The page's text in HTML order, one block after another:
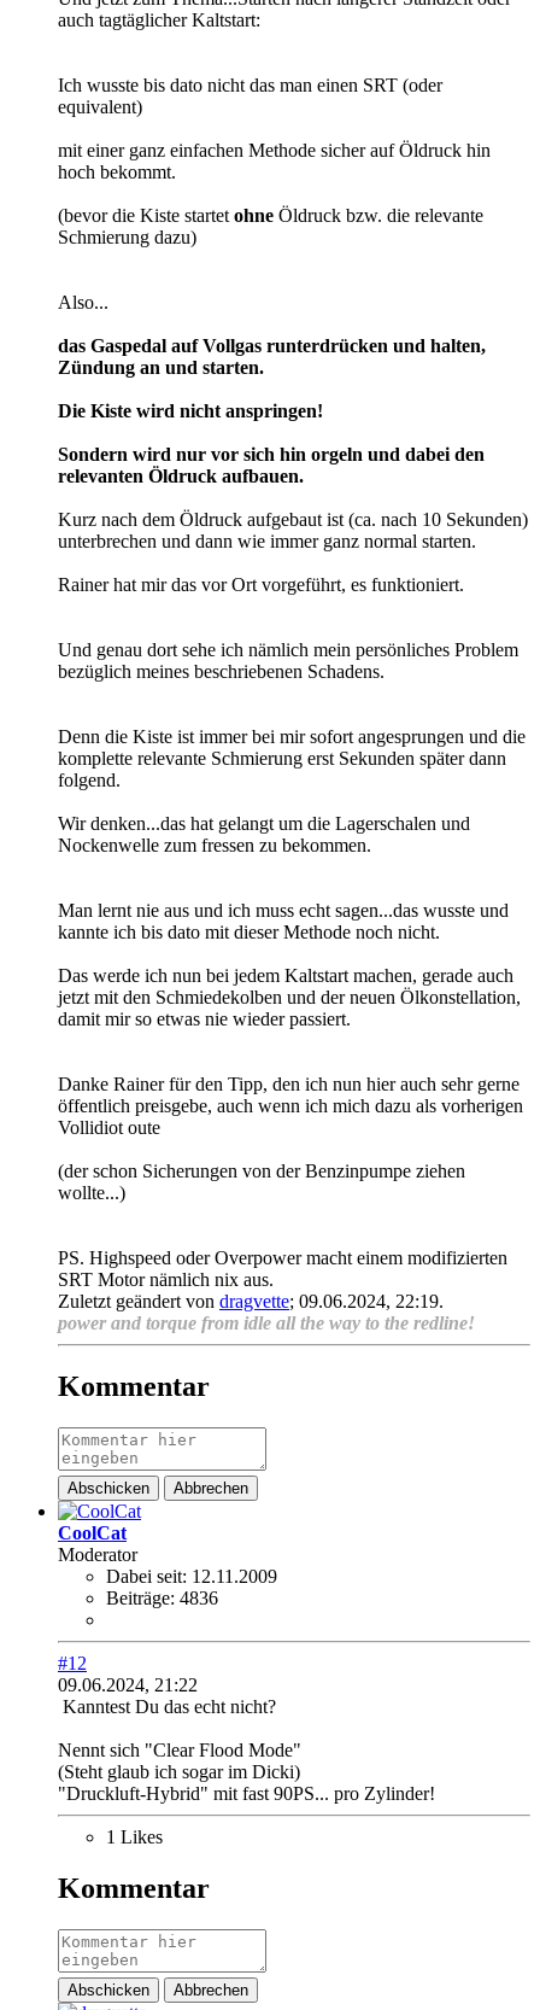
auch tagtäglicher Kaltstart:
Ich wusste bis dato nicht das man einen SRT (oder
equivalent)
mit einer ganz einfachen Methode sicher auf Öldruck hin
hoch bekommt.
(bevor die Kiste startet ohne Öldruck bzw. die relevante
Schmierung dazu)
Also...
das Gaspedal auf Vollgas runterdrücken und halten,
Zündung an und starten.
Die Kiste wird nicht anspringen!
Sondern wird nur vor sich hin orgeln und dabei den
relevanten Öldruck aufbauen.
Kurz nach dem Öldruck aufgebaut ist (ca. nach 10 Sekunden)
unterbrechen und dann wie immer ganz normal starten.
Rainer hat mir das vor Ort vorgeführt, es funktioniert.
Und genau dort sehe ich nämlich mein persönliches Problem
bezüglich meines beschriebenen Schadens.
Denn die Kiste ist immer bei mir sofort angesprungen und die
komplette relevante Schmierung erst Sekunden später dann
folgend.
Wir denken...das hat gelangt um die Lagerschalen und
Nockenwelle zum fressen zu bekommen.
Man lernt nie aus und ich muss echt sagen...das wusste und
kannte ich bis dato mit dieser Methode noch nicht.
Das werde ich nun bei jedem Kaltstart machen, gerade auch
jetzt mit den Schmiedekolben und der neuen Ölkonstellation,
damit mir so etwas nie wieder passiert.
Danke Rainer für den Tipp, den ich nun hier auch sehr gerne
öffentlich preisgebe, auch wenn ich mich dazu als vorherigen
Vollidiot oute
(der schon Sicherungen von der Benzinpumpe ziehen
wollte...)
PS. Highspeed oder Overpower macht einem modifizierten
SRT Motor nämlich nix aus.
Zuletzt geändert von dragvette; 09.06.2024, 22:19.
power and torque from idle all the way to the redline!
Kommentar
Abschicken Abbrechen
CoolCat
Moderator
Dabei seit: 12.11.2009
Beiträge: 4836
#12
09.06.2024, 21:22
Kanntest Du das echt nicht?
Nennt sich "Clear Flood Mode"
(Steht glaub ich sogar im Dicki)
"Druckluft-Hybrid" mit fast 90PS... pro Zylinder!
1 Likes
Kommentar
Abschicken Abbrechen